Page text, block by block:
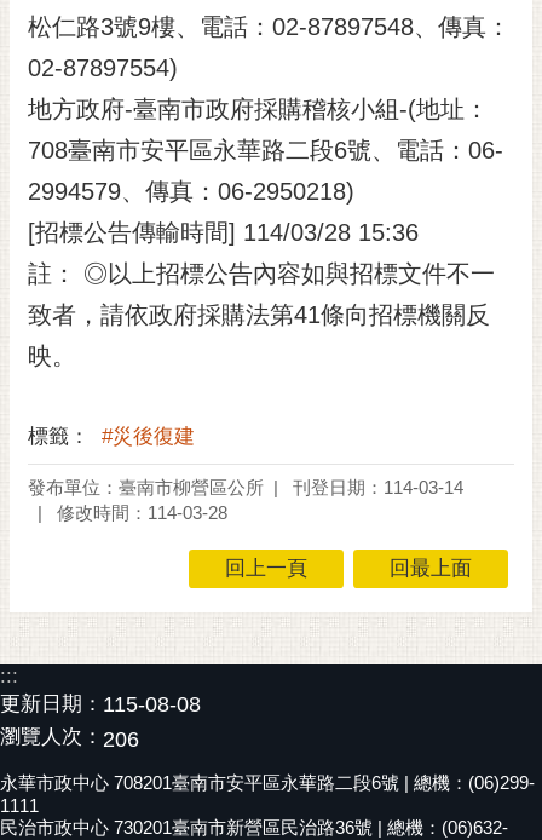
松仁路3號9樓、電話：02-87897548、傳真：
02-87897554)
地方政府-臺南市政府採購稽核小組-(地址：
708臺南市安平區永華路二段6號、電話：06-
2994579、傳真：06-2950218)
[招標公告傳輸時間] 114/03/28 15:36
註： ◎以上招標公告內容如與招標文件不一
致者，請依政府採購法第41條向招標機關反
映。
標籤： #災後復建
發布單位：臺南市柳營區公所
刊登日期：114-03-14
修改時間：114-03-28
回上一頁 回最上面
:::
更新日期： 115-08-08
瀏覽人次： 206
永華市政中心 708201臺南市安平區永華路二段6號 | 總機：(06)299-
1111
民治市政中心 730201臺南市新營區民治路36號 | 總機：(06)632-